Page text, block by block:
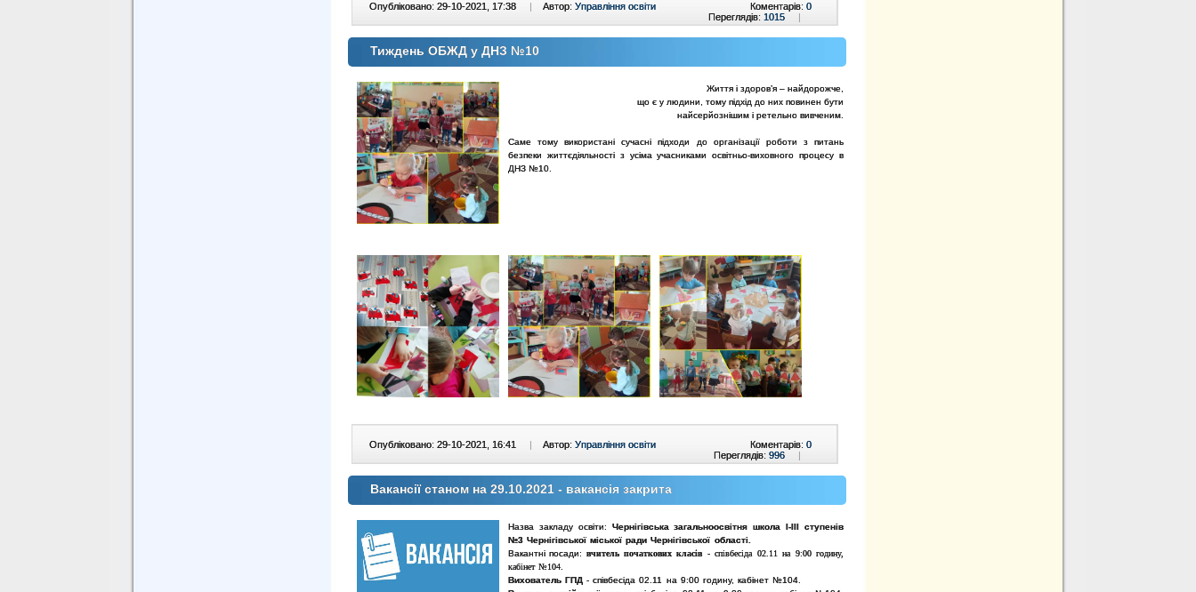
Опубліковано: 29-10-2021, 17:38 | Автор: Управління освіти Коментарів: 0
Переглядів: 1015 |
Тиждень ОБЖД у ДНЗ №10
Життя і здоров’я – найдорожче,
що є у людини, тому підхід до них повинен бути
найсерйознішим і ретельно вивченим.
Саме тому використані сучасні підходи до організації роботи з питань
безпеки життєдіяльності з усіма учасниками освітньо-виховного процесу в
ДНЗ №10.
Опубліковано: 29-10-2021, 16:41 | Автор: Управління освіти Коментарів: 0
Переглядів: 996 |
Вакансії станом на 29.10.2021 - вакансія закрита
Назва закладу освіти: Чернігівська загальноосвітня школа І-ІІІ ступенів
№3 Чернігівської міської ради Чернігівської області.
Вакантні посади: вчитель початкових класів - співбесіда 02.11 на 9:00 годину,
кабінет №104.
Вихователь ГПД - співбесіда 02.11 на 9:00 годину, кабінет №104.